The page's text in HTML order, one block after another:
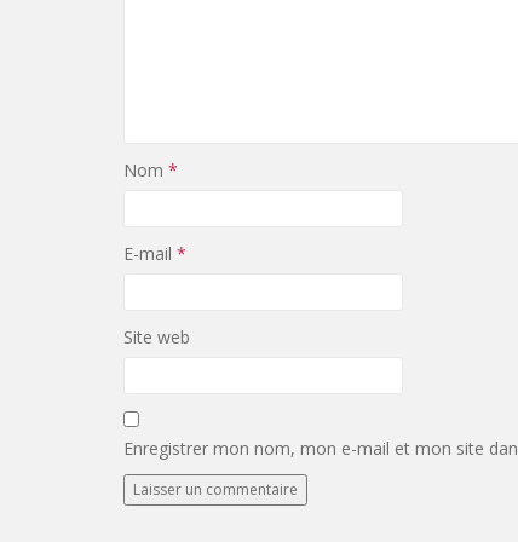
Nom *
E-mail *
Site web
Enregistrer mon nom, mon e-mail et mon site